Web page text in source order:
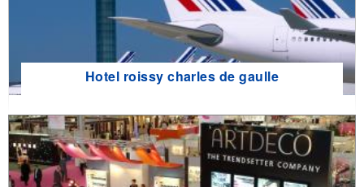
Hotel roissy charles de gaulle